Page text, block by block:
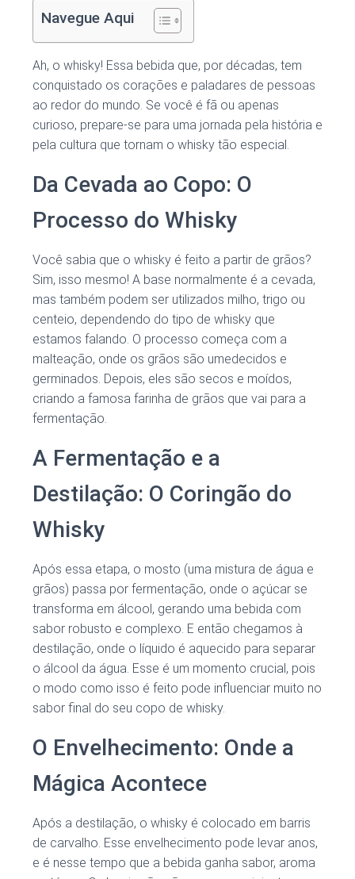
Navegue Aqui
Ah, o whisky! Essa bebida que, por décadas, tem
conquistado os corações e paladares de pessoas
ao redor do mundo. Se você é fã ou apenas
curioso, prepare-se para uma jornada pela história e
pela cultura que tornam o whisky tão especial.
Da Cevada ao Copo: O
Processo do Whisky
Você sabia que o whisky é feito a partir de grãos?
Sim, isso mesmo! A base normalmente é a cevada,
mas também podem ser utilizados milho, trigo ou
centeio, dependendo do tipo de whisky que
estamos falando. O processo começa com a
malteação, onde os grãos são umedecidos e
germinados. Depois, eles são secos e moídos,
criando a famosa farinha de grãos que vai para a
fermentação.
A Fermentação e a
Destilação: O Coringão do
Whisky
Após essa etapa, o mosto (uma mistura de água e
grãos) passa por fermentação, onde o açúcar se
transforma em álcool, gerando uma bebida com
sabor robusto e complexo. E então chegamos à
destilação, onde o líquido é aquecido para separar
o álcool da água. Esse é um momento crucial, pois
o modo como isso é feito pode influenciar muito no
sabor final do seu copo de whisky.
O Envelhecimento: Onde a
Mágica Acontece
Após a destilação, o whisky é colocado em barris
de carvalho. Esse envelhecimento pode levar anos,
e é nesse tempo que a bebida ganha sabor, aroma